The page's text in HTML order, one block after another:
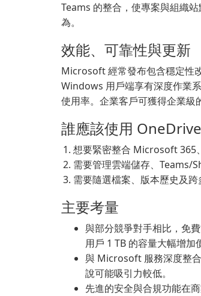
Teams 的整合，使專案與組織
為。
效能、可靠性與更新
Microsoft 經常發布包含穩定性
Windows 用戶端享有深度作業
使用率。企業客戶可獲得企業級
誰應該使用 OneDrive
想要緊密整合 Microsoft 365
需要管理雲端儲存、Teams/
需要隨選檔案、版本歷史及
主要考量
與部分競爭對手相比，免
用戶 1 TB 的容量大幅增加
與 Microsoft 服務深度整
說可能吸引力較低。
先進的安全與合規功能在